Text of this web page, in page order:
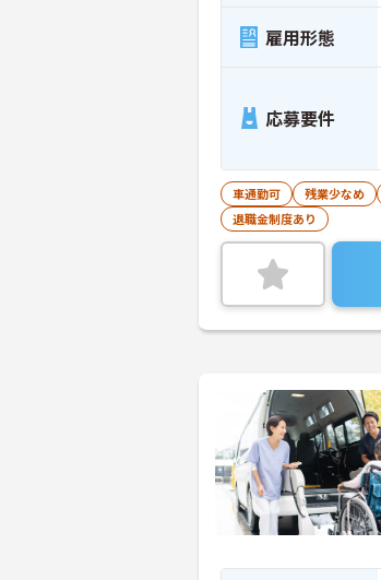
雇用形態
応募要件
車通勤可 残業少なめ
退職金制度あり